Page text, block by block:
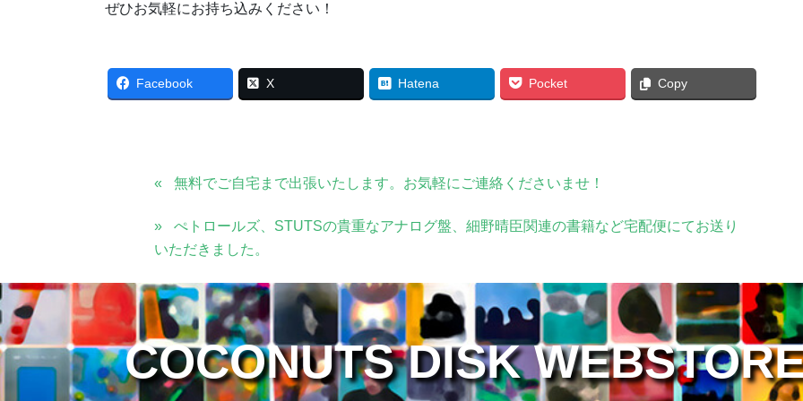
ぜひお気軽にお持ち込みください！
Facebook X Hatena Pocket Copy
無料でご自宅まで出張いたします。お気軽にご連絡くださいませ！
ぺトロールズ、STUTSの貴重なアナログ盤、細野晴臣関連の書籍など宅配便にてお送り
いただきました。
COCONUTS DISK